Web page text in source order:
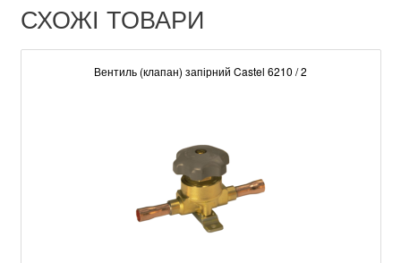
СХОЖІ ТОВАРИ
Вентиль (клапан) запірний Castel 6210 / 2